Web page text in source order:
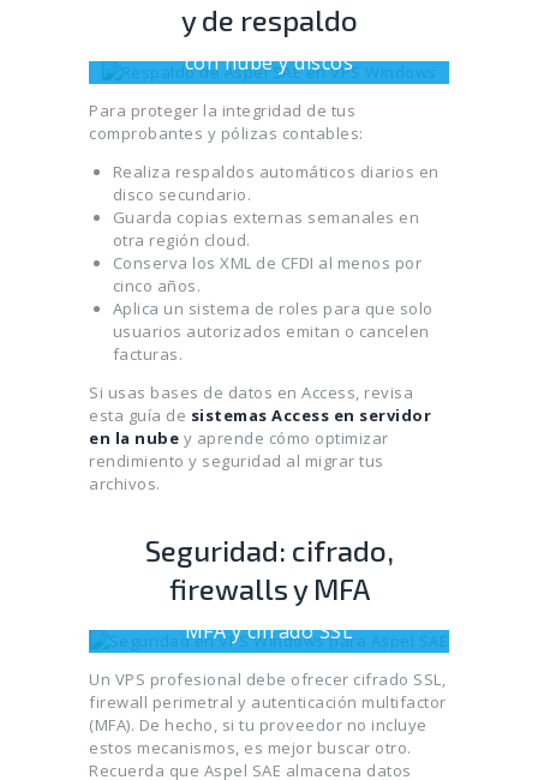
y de respaldo
Diagrama de respaldo automático
con nube y discos
Para proteger la integridad de tus
comprobantes y pólizas contables:
Realiza respaldos automáticos diarios en
disco secundario.
Guarda copias externas semanales en
otra región cloud.
Conserva los XML de CFDI al menos por
cinco años.
Aplica un sistema de roles para que solo
usuarios autorizados emitan o cancelen
facturas.
Si usas bases de datos en Access, revisa
esta guía de sistemas Access en servidor
en la nube y aprende cómo optimizar
rendimiento y seguridad al migrar tus
archivos.
Seguridad: cifrado,
firewalls y MFA
Pantalla de inicio de sesión con
MFA y cifrado SSL
Un VPS profesional debe ofrecer cifrado SSL,
firewall perimetral y autenticación multifactor
(MFA). De hecho, si tu proveedor no incluye
estos mecanismos, es mejor buscar otro.
Recuerda que Aspel SAE almacena datos